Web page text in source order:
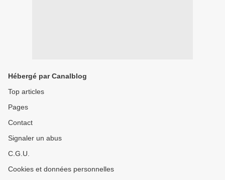
Hébergé par Canalblog
Top articles
Pages
Contact
Signaler un abus
C.G.U.
Cookies et données personnelles